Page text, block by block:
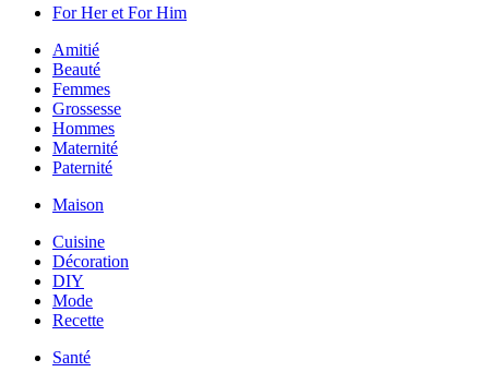
For Her et For Him
Amitié
Beauté
Femmes
Grossesse
Hommes
Maternité
Paternité
Maison
Cuisine
Décoration
DIY
Mode
Recette
Santé